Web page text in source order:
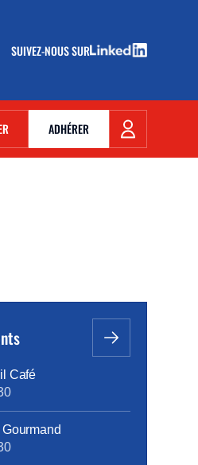
SUIVEZ-NOUS SUR
(NOUVELLE FENÊTRE)
FENÊTRE)
ADHÉRER
Café